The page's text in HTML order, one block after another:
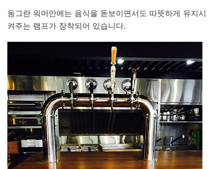
동그란 워머안에는 음식을 돋보이면서도 따뜻하게 유지시
켜주는 램프가 장착되어 있습니다.